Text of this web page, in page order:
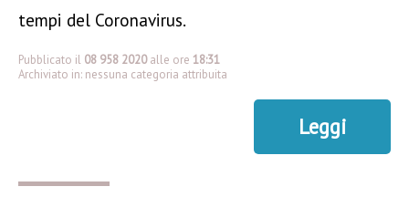
tempi del Coronavirus.
Pubblicato il 08 958 2020 alle ore 18:31
Archiviato in: nessuna categoria attribuita
Leggi